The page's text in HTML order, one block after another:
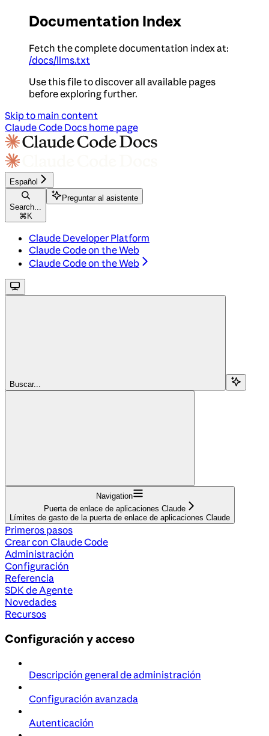
Documentation Index
Fetch the complete documentation index at:
/docs/llms.txt
Use this file to discover all available pages
before exploring further.
Skip to main content
Claude Code Docs home page
Español
Search...
⌘ K
Preguntar al asistente
Claude Developer Platform
Claude Code on the Web
Claude Code on the Web
Buscar...
Navigation
Puerta de enlace de aplicaciones Claude
Límites de gasto de la puerta de enlace de aplicaciones Claude
Primeros pasos
Crear con Claude Code
Administración
Configuración
Referencia
SDK de Agente
Novedades
Recursos
Configuración y acceso
Descripción general de administración
Configuración avanzada
Autenticación